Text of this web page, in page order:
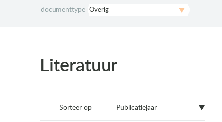
documenttype
Literatuur
Sorteer op Publicatiejaar